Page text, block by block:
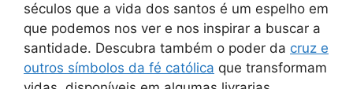
séculos que a vida dos santos é um espelho em
que podemos nos ver e nos inspirar a buscar a
santidade. Descubra também o poder da cruz e
outros símbolos da fé católica que transformam